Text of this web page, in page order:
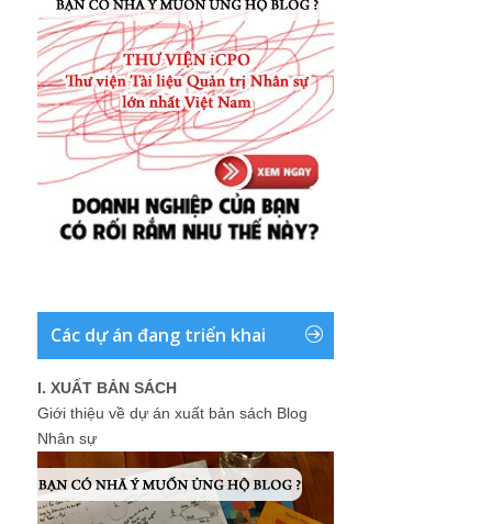
Các dự án đang triển khai
I. XUẤT BẢN SÁCH
Giới thiệu về dự án xuất bản sách Blog
Nhân sự